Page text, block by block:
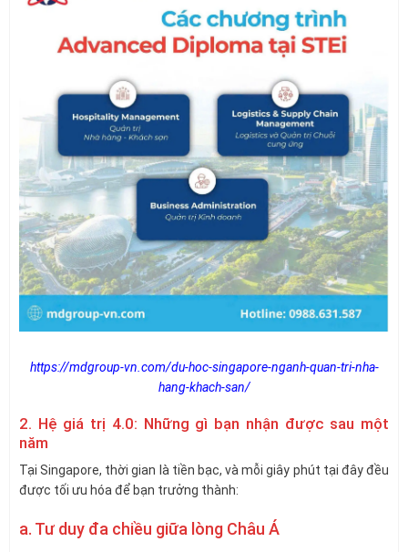
https://mdgroup-vn.com/du-hoc-singapore-nganh-quan-tri-nha-
hang-khach-san/
2. Hệ giá trị 4.0: Những gì bạn nhận được sau một
năm
Tại Singapore, thời gian là tiền bạc, và mỗi giây phút tại đây đều
được tối ưu hóa để bạn trưởng thành:
a. Tư duy đa chiều giữa lòng Châu Á